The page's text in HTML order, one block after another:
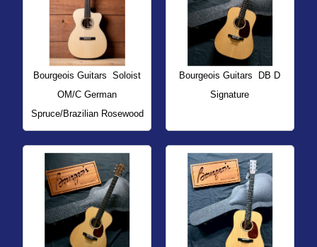
Bourgeois Guitars
Soloist
OM/C German
Spruce/Brazilian Rosewood
Bourgeois Guitars
DB D
Signature